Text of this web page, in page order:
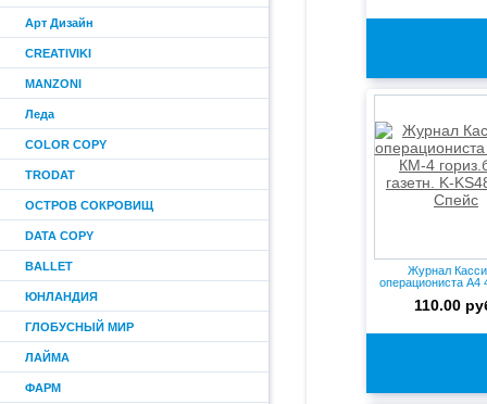
Арт Дизайн
CREATIVIKI
MANZONI
Леда
COLOR COPY
TRODAT
ОСТРОВ СОКРОВИЩ
DATA COPY
BALLET
ЮНЛАНДИЯ
ГЛОБУСНЫЙ МИР
ЛАЙМА
ФАРМ
Журнал
операциониста А4
110.00